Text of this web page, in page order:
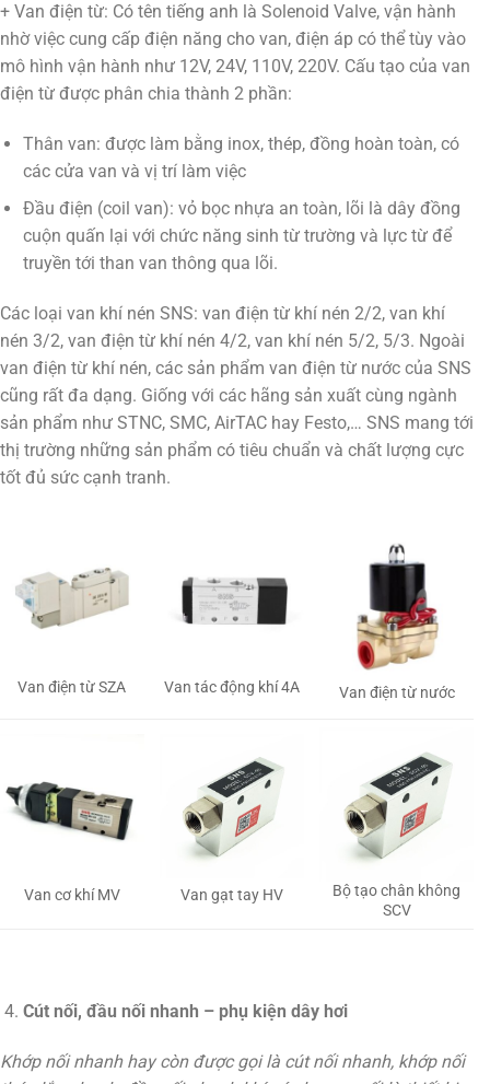
+ Van điện từ: Có tên tiếng anh là Solenoid Valve, vận hành
nhờ việc cung cấp điện năng cho van, điện áp có thể tùy vào
mô hình vận hành như 12V, 24V, 110V, 220V. Cấu tạo của van
điện từ được phân chia thành 2 phần:
Thân van: được làm bằng inox, thép, đồng hoàn toàn, có
các cửa van và vị trí làm việc
Đầu điện (coil van): vỏ bọc nhựa an toàn, lõi là dây đồng
cuộn quấn lại với chức năng sinh từ trường và lực từ để
truyền tới than van thông qua lõi.
Các loại van khí nén SNS: van điện từ khí nén 2/2, van khí
nén 3/2, van điện từ khí nén 4/2, van khí nén 5/2, 5/3. Ngoài
van điện từ khí nén, các sản phẩm van điện từ nước của SNS
cũng rất đa dạng. Giống với các hãng sản xuất cùng ngành
sản phẩm như STNC, SMC, AirTAC hay Festo,… SNS mang tới
thị trường những sản phẩm có tiêu chuẩn và chất lượng cực
tốt đủ sức cạnh tranh.
Van điện từ SZA Van tác động khí 4A Van điện từ nước
Van cơ khí MV Van gạt tay HV
Bộ tạo chân không
SCV
Cút nối, đầu nối nhanh – phụ kiện dây hơi
Khớp nối nhanh hay còn được gọi là cút nối nhanh, khớp nối